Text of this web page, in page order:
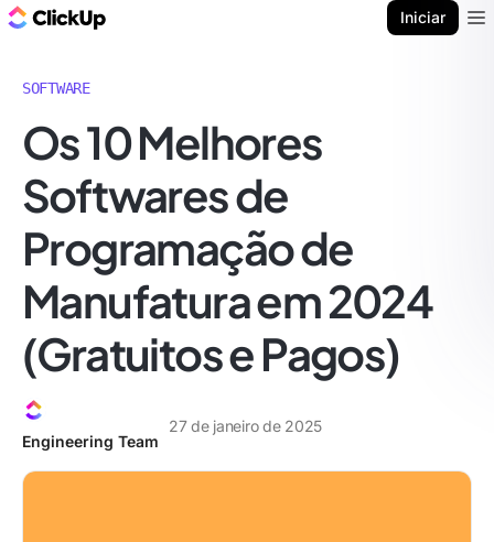
Iniciar
SOFTWARE
Os 10 Melhores
Softwares de
Programação de
Manufatura em 2024
(Gratuitos e Pagos)
Engineering Team
27 de janeiro de 2025